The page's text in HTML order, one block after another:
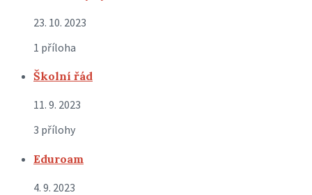
23. 10. 2023
1 příloha
Školní řád
11. 9. 2023
3 přílohy
Eduroam
4. 9. 2023